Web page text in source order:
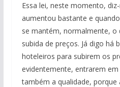
Essa lei, neste momento,
aumentou bastante e
se mantém, normalmente, o
subida de preços. Já digo há
hoteleiros para subirem os
evidentemente, entrarem
também a qualidade,